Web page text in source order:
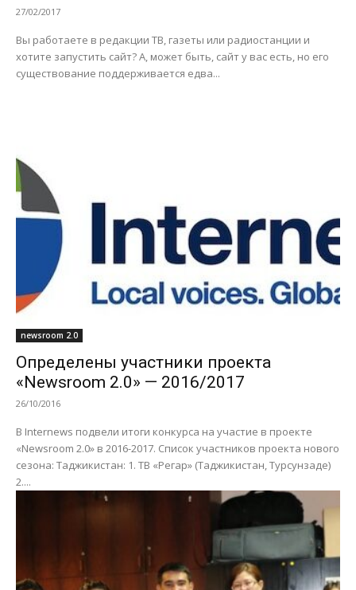
27/02/2017
Вы работаете в редакции ТВ, газеты или радиостанции и
хотите запустить сайт? А, может быть, сайт у вас есть, но его
существование поддерживается едва...
newsroom 2.0
Определены участники проекта
«Newsroom 2.0» — 2016/2017
26/10/2016
В Internews подвели итоги конкурса на участие в проекте
«Newsroom 2.0» в 2016-2017. Список участников проекта нового
сезона: Таджикистан: 1. ТВ «Регар» (Таджикистан, Турсунзаде)
2....